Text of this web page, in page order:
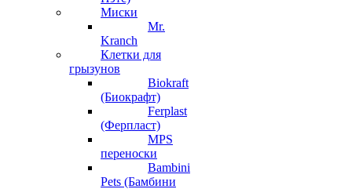
Миски
Mr.
Kranch
Клетки для
грызунов
Biokraft
(Биокрафт)
Ferplast
(Ферпласт)
MPS
переноски
Bambini
Pets (Бамбини